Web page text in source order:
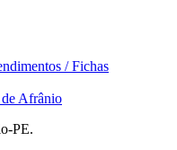
/ Fichas
Afrânio
PE.